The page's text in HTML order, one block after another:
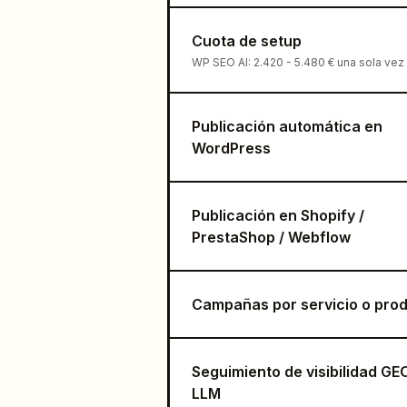
Cuota de setup
WP SEO AI: 2.420 - 5.480 € una sola vez
Publicación automática en
WordPress
Publicación en Shopify /
PrestaShop / Webflow
Campañas por servicio o
Seguimiento de visibilidad
LLM